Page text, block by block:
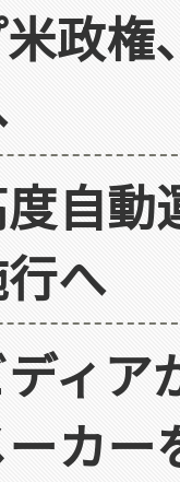
米政
自
へ
ィア
カー